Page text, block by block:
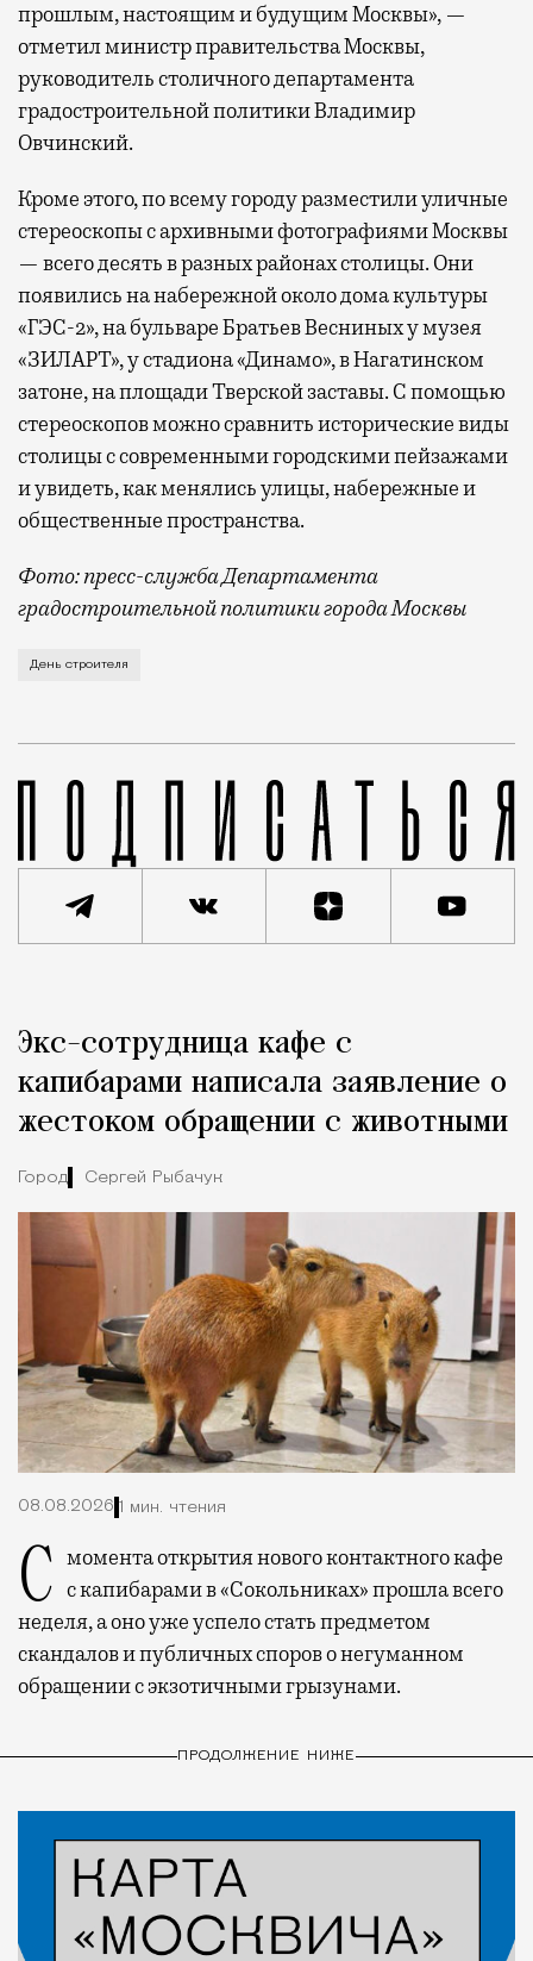
прошлым, настоящим и будущим Москвы», —
отметил министр правительства Москвы,
руководитель столичного департамента
градостроительной политики Владимир
Овчинский.
Кроме этого, по всему городу разместили уличные
стереоскопы с архивными фотографиями Москвы
— всего десять в разных районах столицы. Они
появились на набережной около дома культуры
«ГЭС-2», на бульваре Братьев Весниных у музея
«ЗИЛАРТ», у стадиона «Динамо», в Нагатинском
затоне, на площади Тверской заставы. С помощью
стереоскопов можно сравнить исторические виды
столицы с современными городскими пейзажами
и увидеть, как менялись улицы, набережные и
общественные пространства.
Фото: пресс-служба Департамента
градостроительной политики города Москвы
В этом году профессиональный праздник День
День строителя
Город
Экс-сотрудница кафе с
капибарами написала заявление о
жестоком обращении с животными
Город Сергей Рыбачук
08.08.2026 1 мин. чтения
С момента открытия нового контактного кафе с капибарами в «Сокольниках» прошла всего
неделя, а оно уже успело стать предметом
скандалов и публичных споров о негуманном
обращении с экзотичными грызунами.
ПРОДОЛЖЕНИЕ НИЖЕ